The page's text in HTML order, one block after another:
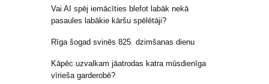
Vai AI spēj iemācīties blefot labāk nekā
pasaules labākie kāršu spēlētāji?
Rīga šogad svinēs 825. dzimšanas dienu
Kāpēc uzvalkam jāatrodas katra mūsdienīga
vīrieša garderobē?